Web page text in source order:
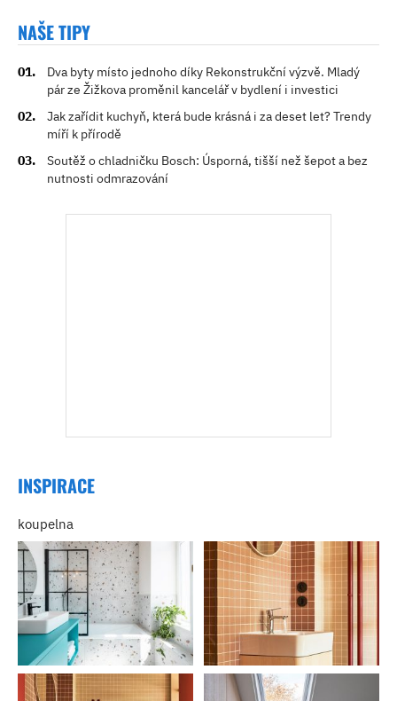
NAŠE TIPY
Dva byty místo jednoho díky Rekonstrukční výzvě. Mladý
pár ze Žižkova proměnil kancelář v bydlení i investici
Jak zařídit kuchyň, která bude krásná i za deset let? Trendy
míří k přírodě
Soutěž o chladničku Bosch: Úsporná, tišší než šepot a bez
nutnosti odmrazování
INSPIRACE
koupelna